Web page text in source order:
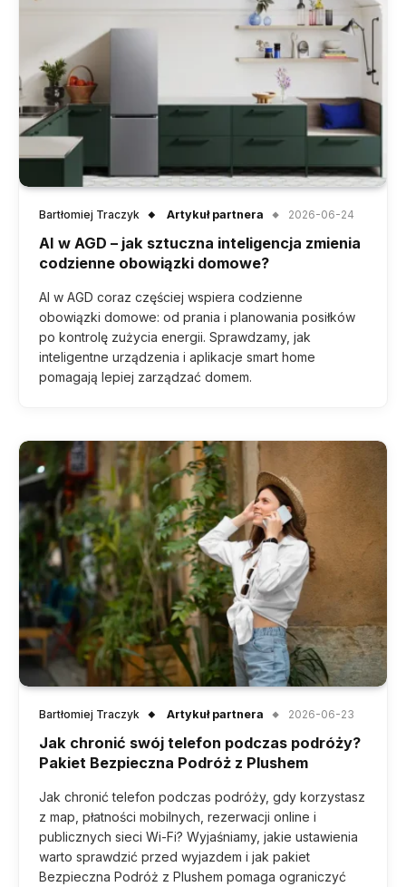
Bartłomiej Traczyk Artykuł partnera 2026-06-24
AI w AGD – jak sztuczna inteligencja zmienia
codzienne obowiązki domowe?
AI w AGD coraz częściej wspiera codzienne
obowiązki domowe: od prania i planowania posiłków
po kontrolę zużycia energii. Sprawdzamy, jak
inteligentne urządzenia i aplikacje smart home
pomagają lepiej zarządzać domem.
Bartłomiej Traczyk Artykuł partnera 2026-06-23
Jak chronić swój telefon podczas podróży?
Pakiet Bezpieczna Podróż z Plushem
Jak chronić telefon podczas podróży, gdy korzystasz
z map, płatności mobilnych, rezerwacji online i
publicznych sieci Wi-Fi? Wyjaśniamy, jakie ustawienia
warto sprawdzić przed wyjazdem i jak pakiet
Bezpieczna Podróż z Plushem pomaga ograniczyć